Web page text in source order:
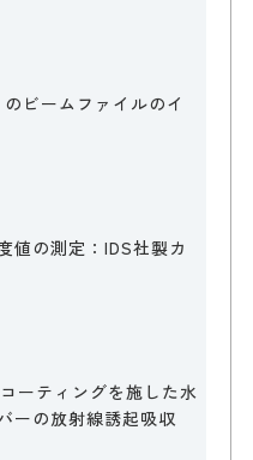
ビームファイルのイ
値の測定：IDS社製カ
ーティングを施した水
ーの放射線誘起吸収